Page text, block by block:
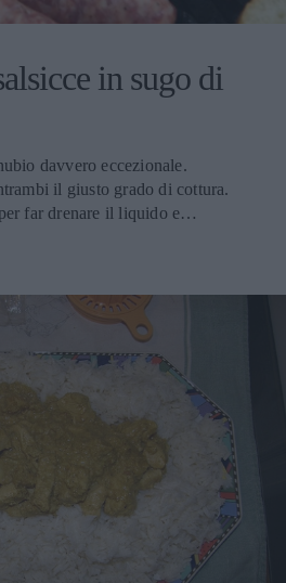
in sugo di
davvero eccezionale.
il giusto grado di cottura.
far drenare il liquido e
sua interezza. Una ricetta da